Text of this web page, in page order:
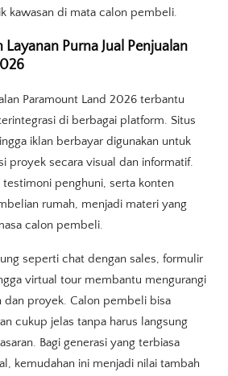
kawasan di mata calon pembeli.
Purna Jual Penjualan
Paramount Land 2026 terbantu
di berbagai platform. Situs
iklan berbayar digunakan untuk
proyek secara visual dan informatif.
penghuni, serta konten
rumah, menjadi materi yang
calon pembeli.
seperti chat dengan sales, formulir
virtual tour membantu mengurangi
dan proyek. Calon pembeli bisa
cukup jelas tanpa harus langsung
Bagi generasi yang terbiasa
kemudahan ini menjadi nilai tambah